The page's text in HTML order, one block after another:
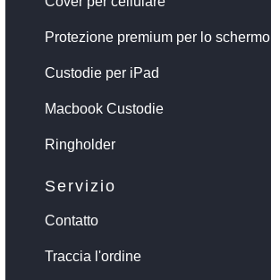
Protezione premium per lo schermo
Custodie per iPad
Macbook Custodie
Ringholder
Servizio
Contatto
Traccia l'ordine